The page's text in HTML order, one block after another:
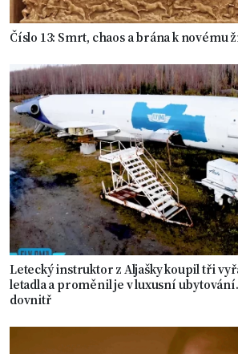
Číslo 13: Smrt, chaos a brána k novému
Letecký instruktor z Aljašky koupil tři
letadla a proměnil je v luxusní
dovnitř